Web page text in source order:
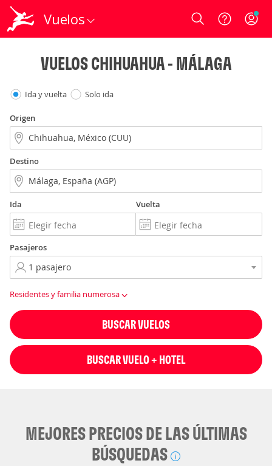
Vuelos Login
VUELOS CHIHUAHUA - MÁLAGA
Ida y vuelta Solo ida
Origen
Destino
Ida Vuelta
Pasajeros
Residentes y familia numerosa
BUSCAR VUELOS
BUSCAR VUELO + HOTEL
MEJORES PRECIOS DE LAS ÚLTIMAS
BÚSQUEDAS